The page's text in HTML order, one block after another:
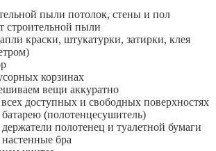
пыли потолок, стены и пол
строительной пыли
краски, штукатурки, затирки, клея
корзинах
вещи аккуратно
доступных и свободных поверхностях
(полотенцесушитель)
полотенец и туалетной бумаги
бра